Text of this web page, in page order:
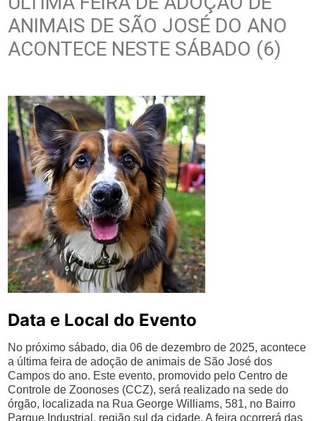
ANIMAIS DE SÃO JOSÉ DO ANO
ACONTECE NESTE SÁBADO (6)
Data e Local do Evento
No próximo sábado, dia 06 de dezembro de 2025, acontece
a última feira de adoção de animais de São José dos
Campos do ano. Este evento, promovido pelo Centro de
Controle de Zoonoses (CCZ), será realizado na sede do
órgão, localizada na Rua George Williams, 581, no Bairro
Parque Industrial, região sul da cidade. A feira ocorrerá das